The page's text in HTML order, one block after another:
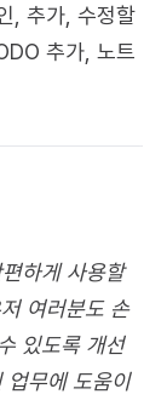
, 추가, 수정할
추가, 노트
하게 사용할
여러분도 손
있도록 개선
업무에 도움이